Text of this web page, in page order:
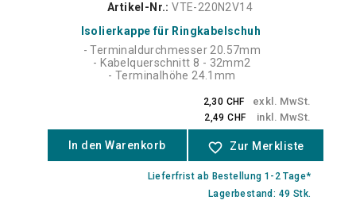
Artikel-Nr.: VTE-220N2V14
Isolierkappe für Ringkabelschuh
- Terminaldurchmesser 20.57mm
- Kabelquerschnitt 8 - 32mm2
- Terminalhöhe 24.1mm
2,30 CHF exkl. MwSt.
2,49 CHF inkl. MwSt.
In den Warenkorb favorite_border Zur Merkliste
Lieferfrist ab Bestellung 1-2 Tage*
Lagerbestand: 49 Stk.